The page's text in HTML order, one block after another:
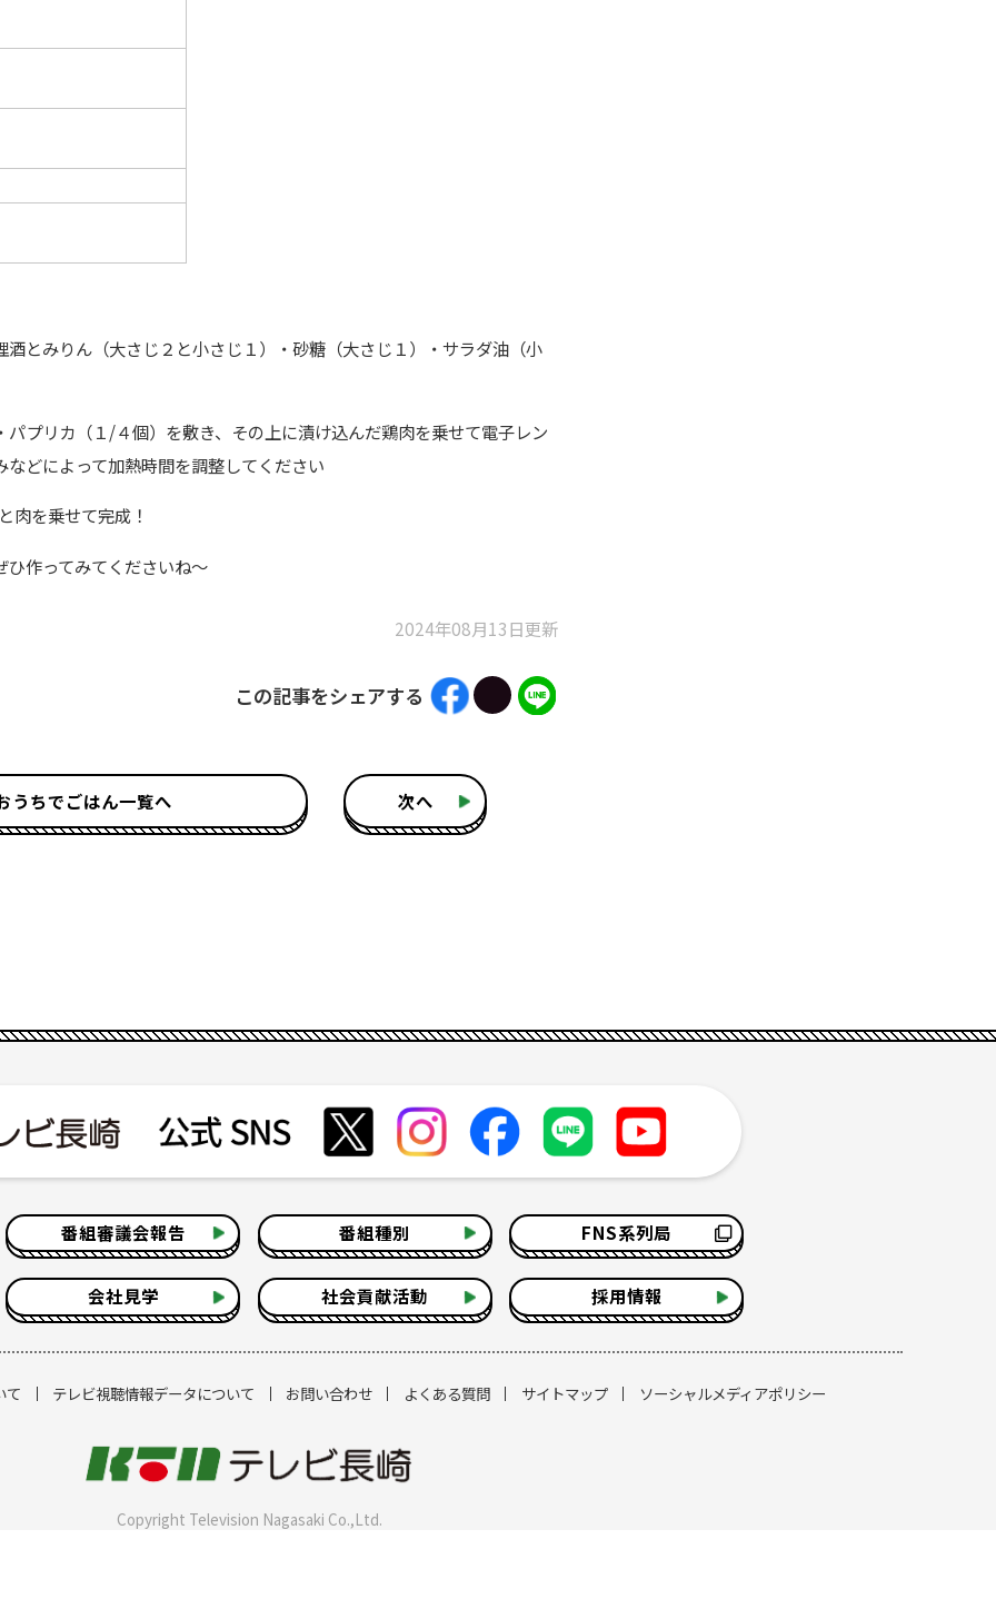
とみりん（大さじ２と小さじ１）・砂糖（大さじ１）・サラダ油（小
プリカ（１/４個）を敷き、その上に漬け込んだ鶏肉を乗せて電子レン
どによって加熱時間を調整してください
肉を乗せて完成！
作ってみてくださいね～
2024年08月13日更新
この記事をシェアする
うちでごはん一覧へ 次へ
番組審議会報告 番組種別 FNS系列局
会社見学 社会貢献活動 採用情報
て テレビ視聴情報データについて お問い合わせ よくある質問 サイトマップ ソーシャルメディアポリシー
Copyright Television Nagasaki Co.,Ltd.